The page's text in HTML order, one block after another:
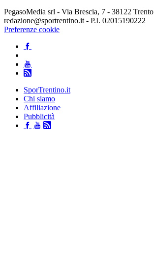
PegasoMedia srl - Via Brescia, 7 - 38122 Trento
redazione@sportrentino.it - P.I. 02015190222
Preferenze cookie
SporTrentino.it
Chi siamo
Affiliazione
Pubblicità